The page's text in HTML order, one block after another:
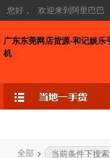
您好， 欢迎来到阿里巴巴
广东东莞网店货源-和记娱乐
机
全部